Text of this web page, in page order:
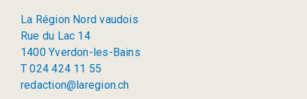
La Région Nord vaudois
Rue du Lac 14
1400 Yverdon-les-Bains
T 024 424 11 55
redaction@laregion.ch